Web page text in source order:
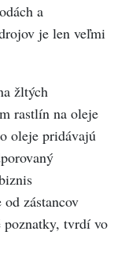
a
je len veľmi
žltých
rastlín na oleje
oleje pridávajú
zástancov
poznatky, tvrdí vo